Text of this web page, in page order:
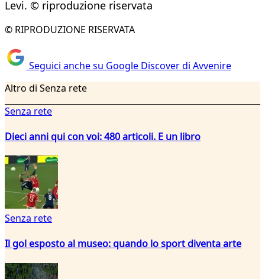
Levi. © riproduzione riservata
© RIPRODUZIONE RISERVATA
Seguici anche su Google Discover di Avvenire
Altro di Senza rete
Senza rete
Dieci anni qui con voi: 480 articoli. E un libro
Senza rete
Il gol esposto al museo: quando lo sport diventa arte